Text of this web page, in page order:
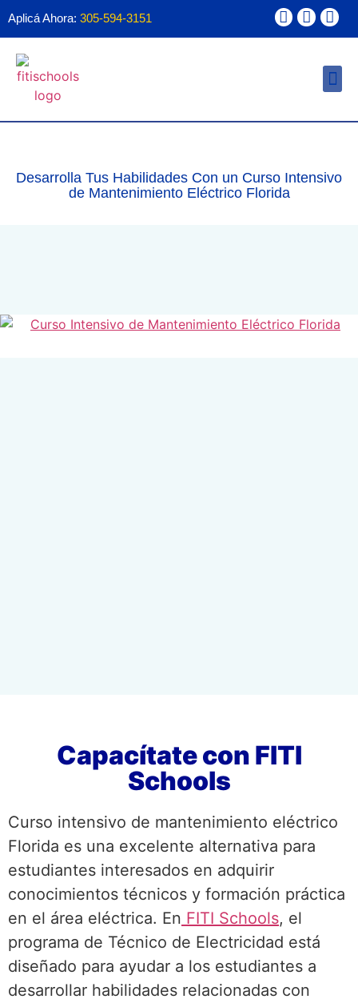
Aplicá Ahora: 305-594-3151
Desarrolla Tus Habilidades Con un Curso Intensivo
de Mantenimiento Eléctrico Florida
Capacítate con FITI
Schools
Curso intensivo de mantenimiento eléctrico
Florida es una excelente alternativa para
estudiantes interesados en adquirir
conocimientos técnicos y formación práctica
en el área eléctrica. En FITI Schools, el
programa de Técnico de Electricidad está
diseñado para ayudar a los estudiantes a
desarrollar habilidades relacionadas con